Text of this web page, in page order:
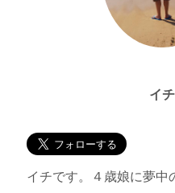
イチ
イチです。４歳娘に夢中